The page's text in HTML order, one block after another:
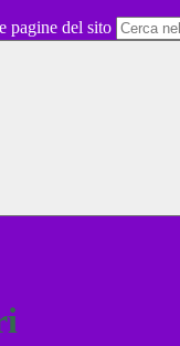
pagine del sito